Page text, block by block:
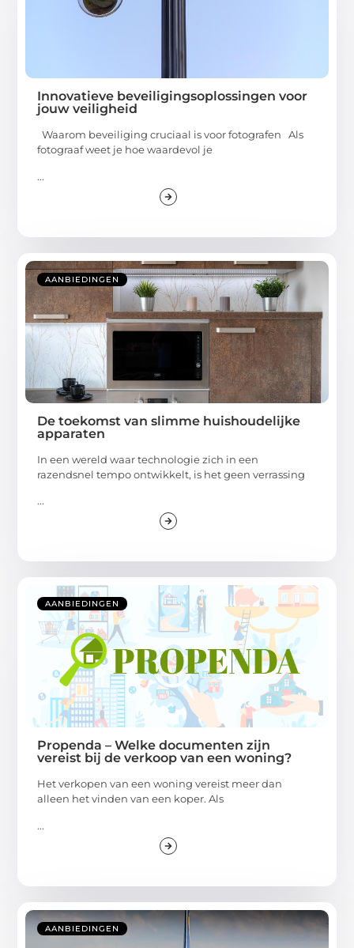
Innovatieve beveiligingsoplossingen voor
jouw veiligheid
Waarom beveiliging cruciaal is voor fotografen Als
fotograaf weet je hoe waardevol je
...
AANBIEDINGEN
De toekomst van slimme huishoudelijke
apparaten
In een wereld waar technologie zich in een
razendsnel tempo ontwikkelt, is het geen verrassing
...
AANBIEDINGEN
Propenda – Welke documenten zijn
vereist bij de verkoop van een woning?
Het verkopen van een woning vereist meer dan
alleen het vinden van een koper. Als
...
AANBIEDINGEN